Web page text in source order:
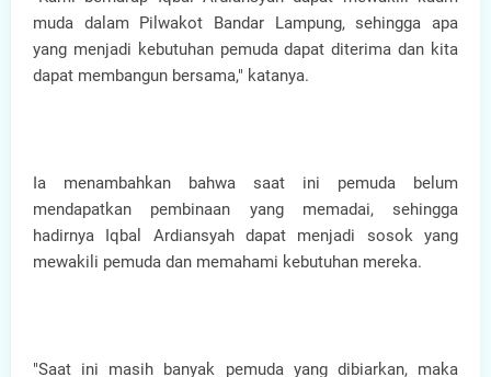
muda dalam Pilwakot Bandar Lampung, sehingga apa
yang menjadi kebutuhan pemuda dapat diterima dan kita
dapat membangun bersama," katanya.
Ia menambahkan bahwa saat ini pemuda belum
mendapatkan pembinaan yang memadai, sehingga
hadirnya Iqbal Ardiansyah dapat menjadi sosok yang
mewakili pemuda dan memahami kebutuhan mereka.
"Saat ini masih banyak pemuda yang dibiarkan, maka